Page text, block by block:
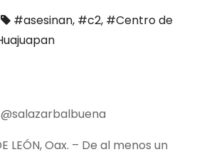
#asesinan, #c2, #Centro de
LEÓN, Oax. – De al menos un